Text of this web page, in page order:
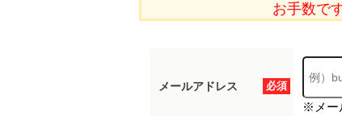
お手数で
必須
メールアドレス
※メー